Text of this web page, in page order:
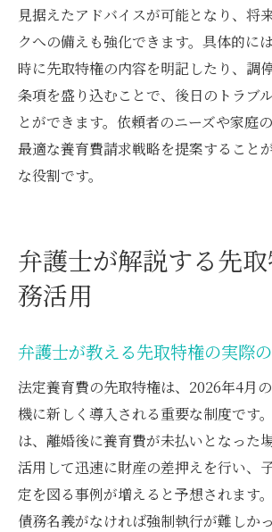
見据えたアドバイスが可能となり、将
クへの備えも強化できます。具体的に
時に先取特権の内容を明記したり、調
条項を盛り込むことで、後日のトラブ
とができます。依頼者のニーズや家庭
最適な養育費請求戦略を提案すること
な役割です。
弁護士が解説する先
務活用
弁護士が教える先取特権の実際
法定養育費の先取特権は、2026年4月
機に新しく導入される重要な制度です
は、離婚後に養育費が未払いとなった
活用して迅速に財産の差押えを行い、
定を図る事例が増えると予想されます
債務名義がなければ強制執行が難しか